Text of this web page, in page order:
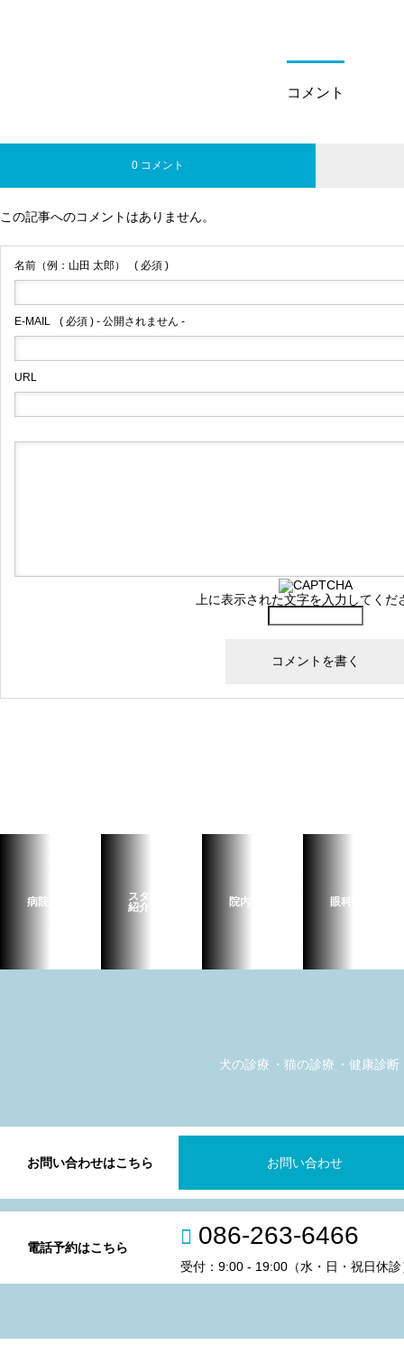
コメント
0 コメント
この記事へのコメントはありません。
名前（例：山田 太郎） ( 必須 )
E-MAIL ( 必須 ) - 公開されません -
URL
上に表示された文字を入力してくだ
病院案内
スタッフ
紹介
院内設備 眼科診療
犬の診療 猫の診療 健康診断
お問い合わせはこちら お問い合わせ
電話予約はこちら 086-263-6466
受付：9:00 - 19:00（水・日・祝日休診